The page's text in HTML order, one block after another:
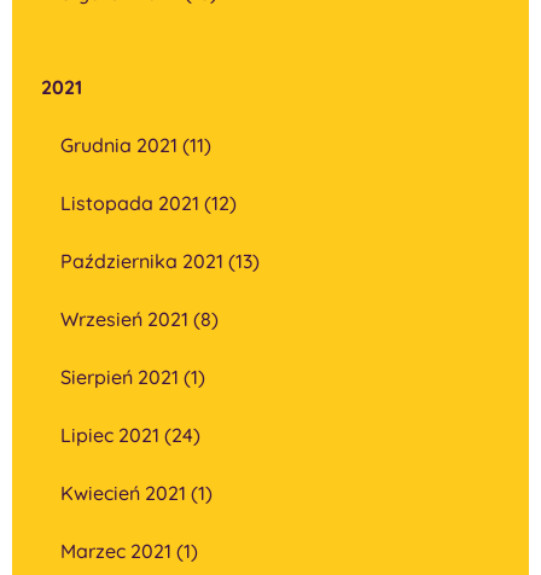
2021
Grudnia 2021 (11)
Listopada 2021 (12)
Października 2021 (13)
Wrzesień 2021 (8)
Sierpień 2021 (1)
Lipiec 2021 (24)
Kwiecień 2021 (1)
Marzec 2021 (1)